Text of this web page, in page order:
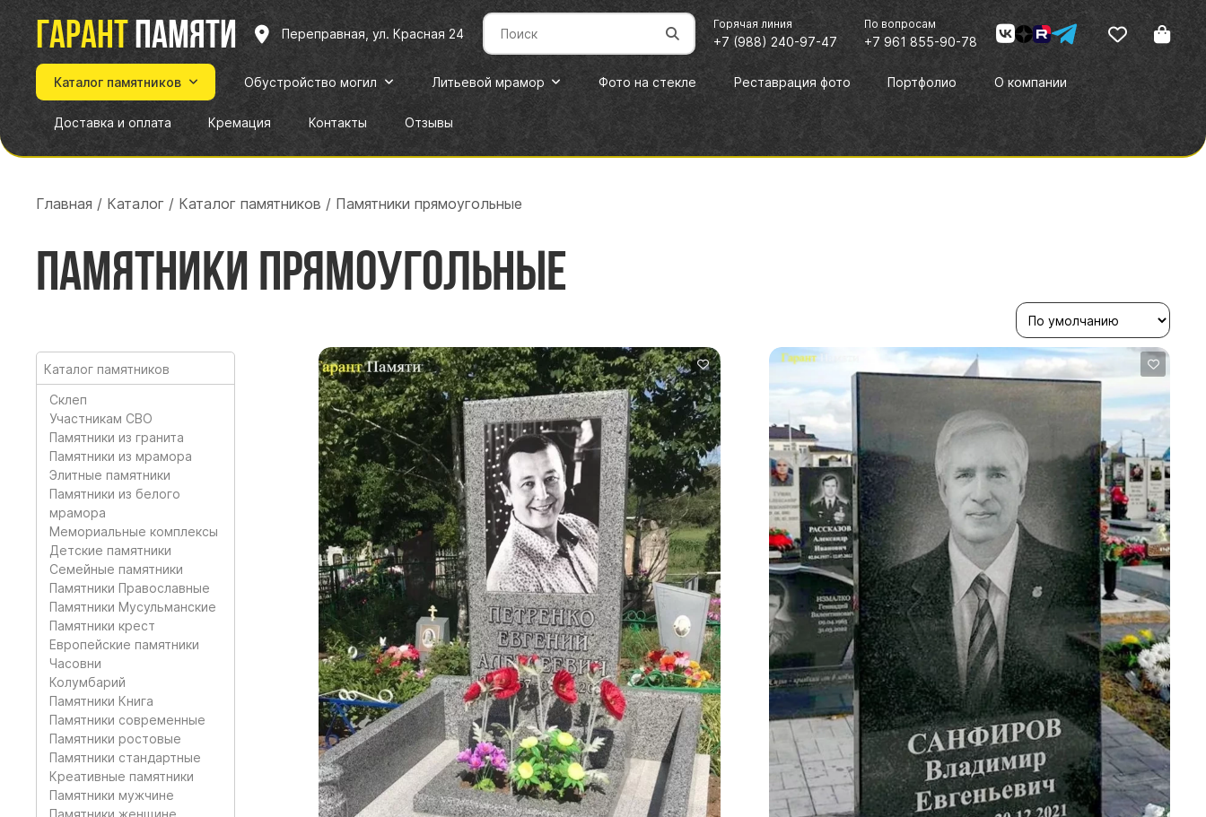
Гарантпамяти Переправная, ул. Красная 24
Горячая линия
+7 (988) 240-97-47
По вопросам
+7 961 855-90-78
Каталог памятников Обустройство могил Литьевой мрамор Фото на стекле Реставрация фото Портфолио О компании
Доставка и оплата Кремация Контакты Отзывы
Главная / Каталог / Каталог памятников / Памятники прямоугольные
Памятники прямоугольные
Каталог памятников
Склеп
Участникам СВО
Памятники из гранита
Памятники из мрамора
Элитные памятники
Памятники из белого
мрамора
Мемориальные комплексы
Детские памятники
Семейные памятники
Памятники Православные
Памятники Мусульманские
Памятники крест
Европейские памятники
Часовни
Колумбарий
Памятники Книга
Памятники современные
Памятники ростовые
Памятники стандартные
Креативные памятники
Памятники мужчине
Памятники женщине